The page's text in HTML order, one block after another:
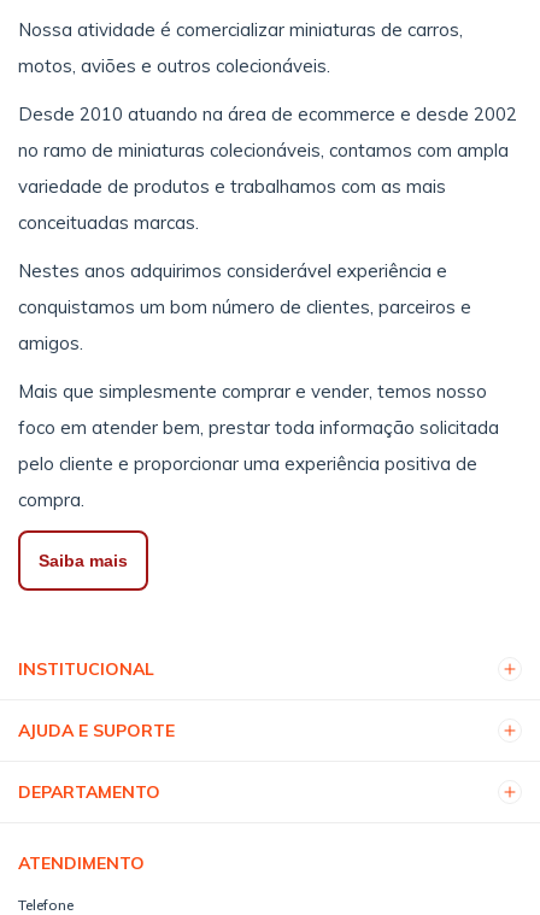
Nossa atividade é comercializar miniaturas de carros,
motos, aviões e outros colecionáveis.
Desde 2010 atuando na área de ecommerce e desde 2002
no ramo de miniaturas colecionáveis, contamos com ampla
variedade de produtos e trabalhamos com as mais
conceituadas marcas.
Nestes anos adquirimos considerável experiência e
conquistamos um bom número de clientes, parceiros e
amigos.
Mais que simplesmente comprar e vender, temos nosso
foco em atender bem, prestar toda informação solicitada
pelo cliente e proporcionar uma experiência positiva de
compra.
Saiba mais
INSTITUCIONAL
AJUDA E SUPORTE
DEPARTAMENTO
ATENDIMENTO
Telefone